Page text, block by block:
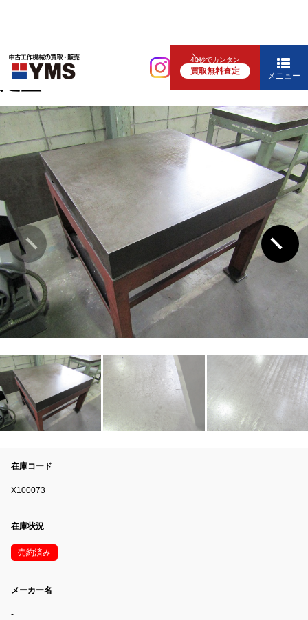
40秒でカンタン
買取無料査定 メニュー
補要工具・機械周辺機器
定盤
在庫コード
X100073
在庫状況
売約済み
メーカー名
-